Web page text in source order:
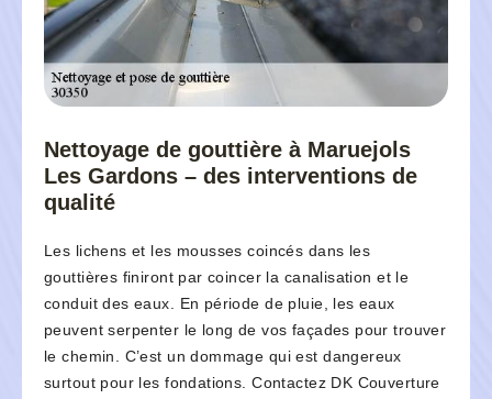
Nettoyage de gouttière à Maruejols
Les Gardons – des interventions de
qualité
Les lichens et les mousses coincés dans les
gouttières finiront par coincer la canalisation et le
conduit des eaux. En période de pluie, les eaux
peuvent serpenter le long de vos façades pour trouver
le chemin. C’est un dommage qui est dangereux
surtout pour les fondations. Contactez DK Couverture